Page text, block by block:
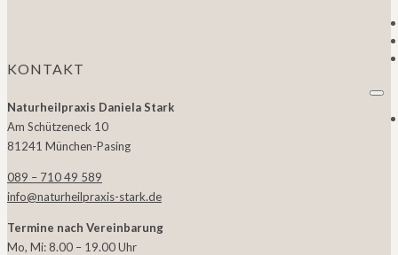
KONTAKT
Naturheilpraxis Daniela Stark
Am Schützeneck 10
81241 München-Pasing
089 – 710 49 589
info@naturheilpraxis-stark.de
Termine nach Vereinbarung
Mo, Mi: 8.00 – 19.00 Uhr